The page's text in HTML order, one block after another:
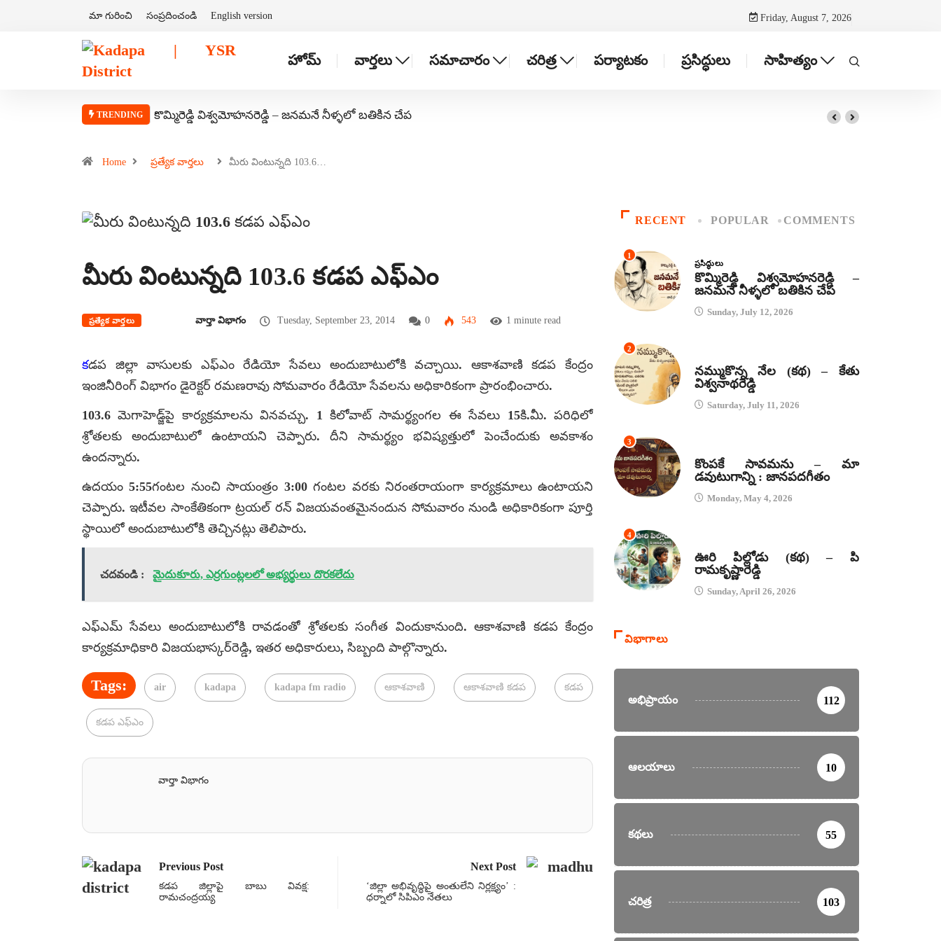
మా గురించి సంప్రదించండి English version Friday, August 7, 2026
హోమ్ వార్తలు సమాచారం చరిత్ర పర్యాటకం ప్రసిద్ధులు సాహిత్యం
TRENDING కొమ్మిరెడ్డి విశ్వమోహనరెడ్డి – జనమనే నీళ్ళలో బతికిన చేప
Home ప్రత్యేక వార్తలు మీరు వింటున్నది 103.6…
మీరు వింటున్నది 103.6 కడప ఎఫ్ఎం
ప్రత్యేక వార్తలు వార్తా విభాగం Tuesday, September 23, 2014 0 543 1 minute read
కడప జిల్లా వాసులకు ఎఫ్ఎం రేడియో సేవలు అందుబాటులోకి వచ్చాయి. ఆకాశవాణి కడప కేంద్రం
ఇంజినీరింగ్ విభాగం డైరెక్టర్ రమణరావు సోమవారం రేడియో సేవలను అధికారికంగా ప్రారంభించారు.
103.6 మెగాహెడ్జ్‌పై కార్యక్రమాలను వినవచ్చు. 1 కిలోవాట్ సామర్థ్యంగల ఈ సేవలు 15కి.మీ. పరిధిలో
శ్రోతలకు అందుబాటులో ఉంటాయని చెప్పారు. దీని సామర్థ్యం భవిష్యత్తులో పెంచేందుకు అవకాశం
ఉందన్నారు.
ఉదయం 5:55గంటల నుంచి సాయంత్రం 3:00 గంటల వరకు నిరంతరాయంగా కార్యక్రమాలు ఉంటాయని
చెప్పారు. ఇటీవల సాంకేతికంగా ట్రయల్ రన్ విజయవంతమైనందున సోమవారం నుండి అధికారికంగా పూర్తి
స్థాయిలో అందుబాటులోకి తెచ్చినట్లు తెలిపారు.
చదవండి : మైదుకూరు, ఎర్రగుంట్లలలో అభ్యర్థులు దొరకలేదు
ఎఫ్ఎమ్ సేవలు అందుబాటులోకి రావడంతో శ్రోతలకు సంగీత విందుకానుంది. ఆకాశవాణి కడప కేంద్రం
కార్యక్రమాధికారి విజయభాస్కర్‌రెడ్డి, ఇతర అధికారులు, సిబ్బంది పాల్గొన్నారు.
Tags: air kadapa kadapa fm radio ఆకాశవాణి ఆకాశవాణి కడప కడప
కడప ఎఫ్ఎం
వార్తా విభాగం
Previous Post
కడప జిల్లాపై బాబు వివక్ష:
రామచంద్రయ్య
Next Post
‘జిల్లా అభివృద్ధిపై అంతులేని నిర్లక్ష్యం’ :
ధర్నాలో సిపిఎం నేతలు
RECENT POPULAR COMMENTS
1
ప్రసిద్ధులు
కొమ్మిరెడ్డి విశ్వమోహనరెడ్డి –
జనమనే నీళ్ళలో బతికిన చేప
Sunday, July 12, 2026
2
నమ్ముకొన్న నేల (కథ) – కేతు
విశ్వనాథరెడ్డి
Saturday, July 11, 2026
3
కొంపకే సావమను – మా
డవుటుగాన్ని : జానపదగీతం
Monday, May 4, 2026
4
ఊరి పిల్లోడు (కథ) – పి
రామకృష్ణారెడ్డి
Sunday, April 26, 2026
విభాగాలు
అభిప్రాయం 112
ఆలయాలు 10
కథలు 55
చరిత్ర 103